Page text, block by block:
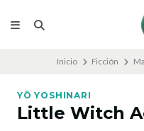
Inicio Ficción
YŌ YOSHINARI
Little Witch